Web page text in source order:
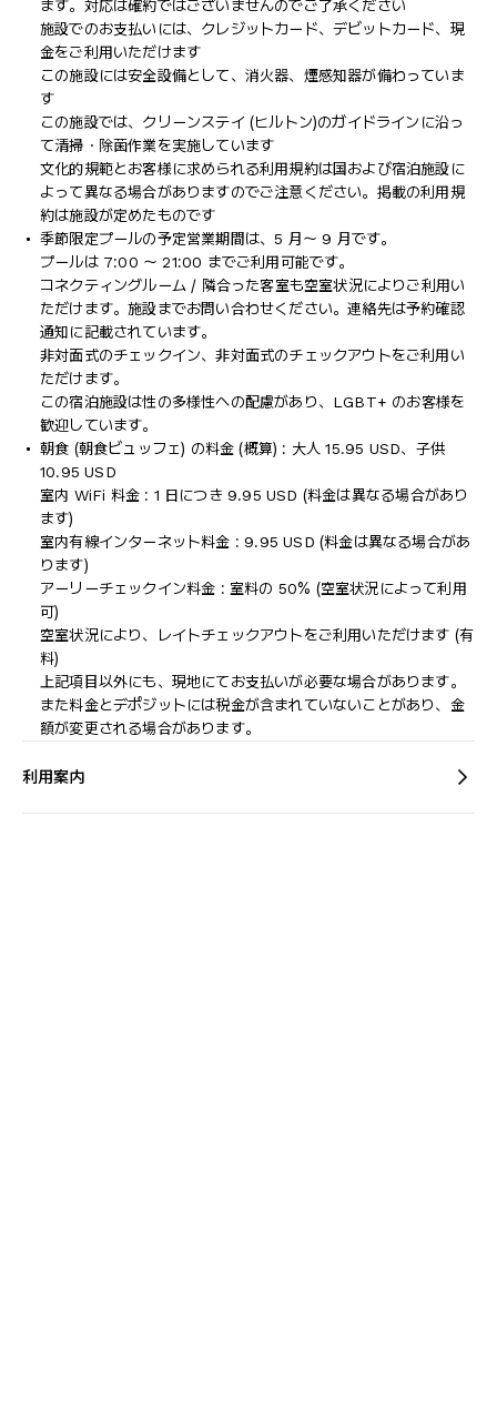
ます。対応は確約ではございませんのでご了承ください
施設でのお支払いには、クレジットカード、デビットカード、現
金をご利用いただけます
この施設には安全設備として、消火器、煙感知器が備わっていま
す
この施設では、クリーンステイ (ヒルトン)のガイドラインに沿っ
て清掃・除菌作業を実施しています
文化的規範とお客様に求められる利用規約は国および宿泊施設に
よって異なる場合がありますのでご注意ください。掲載の利用規
約は施設が定めたものです
季節限定プールの予定営業期間は、5 月～ 9 月です。
プールは 7:00 ～ 21:00 までご利用可能です。
コネクティングルーム / 隣合った客室も空室状況によりご利用い
ただけます。施設までお問い合わせください。連絡先は予約確認
通知に記載されています。
非対面式のチェックイン、非対面式のチェックアウトをご利用い
ただけます。
この宿泊施設は性の多様性への配慮があり、LGBT+ のお客様を
歓迎しています。
朝食 (朝食ビュッフェ) の料金 (概算) : 大人 15.95 USD、子供
10.95 USD
室内 WiFi 料金 : 1 日につき 9.95 USD (料金は異なる場合があり
ます)
室内有線インターネット料金 : 9.95 USD (料金は異なる場合があ
ります)
アーリーチェックイン料金 : 室料の 50% (空室状況によって利用
可)
空室状況により、レイトチェックアウトをご利用いただけます (有
料)
上記項目以外にも、現地にてお支払いが必要な場合があります。
また料金とデポジットには税金が含まれていないことがあり、金
額が変更される場合があります。
利用案内